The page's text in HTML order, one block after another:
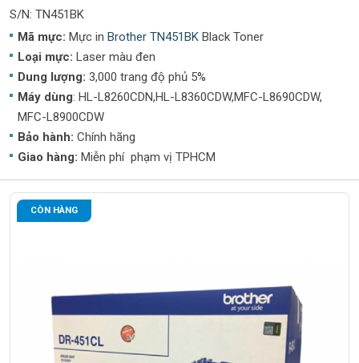
S/N: TN451BK
Mã mực: Mực in Brother TN451BK Black Toner
Loại mực: Laser màu đen
Dung lượng: 3,000 trang độ phủ 5%
Máy dùng: HL-L8260CDN,HL-L8360CDW,MFC-L8690CDW,
MFC-L8900CDW
Bảo hành: Chính hãng
Giao hàng: Miễn phí phạm vị TPHCM
CÒN HÀNG